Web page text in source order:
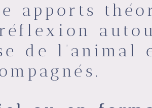
apports
de l’animal